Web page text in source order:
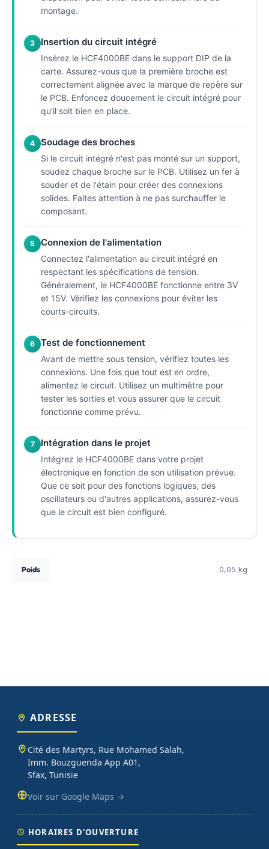
montage.
3 Insertion du circuit intégré
Insérez le HCF4000BE dans le support DIP de la
carte. Assurez-vous que la première broche est
correctement alignée avec la marque de repère sur
le PCB. Enfoncez doucement le circuit intégré pour
qu'il soit bien en place.
4 Soudage des broches
Si le circuit intégré n'est pas monté sur un support,
soudez chaque broche sur le PCB. Utilisez un fer à
souder et de l'étain pour créer des connexions
solides. Faites attention à ne pas surchauffer le
composant.
5 Connexion de l'alimentation
Connectez l'alimentation au circuit intégré en
respectant les spécifications de tension.
Généralement, le HCF4000BE fonctionne entre 3V
et 15V. Vérifiez les connexions pour éviter les
courts-circuits.
6 Test de fonctionnement
Avant de mettre sous tension, vérifiez toutes les
connexions. Une fois que tout est en ordre,
alimentez le circuit. Utilisez un multimètre pour
tester les sorties et vous assurer que le circuit
fonctionne comme prévu.
7 Intégration dans le projet
Intégrez le HCF4000BE dans votre projet
électronique en fonction de son utilisation prévue.
Que ce soit pour des fonctions logiques, des
oscillateurs ou d'autres applications, assurez-vous
que le circuit est bien configuré.
Poids 0,05 kg
ADRESSE
Cité des Martyrs, Rue Mohamed Salah,
Imm. Bouzguenda App A01,
Sfax, Tunisie
Voir sur Google Maps →
HORAIRES D'OUVERTURE